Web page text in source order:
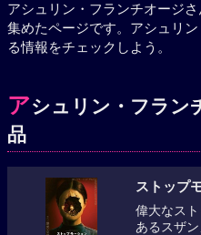
アシュリン・フランチオージ
集めたページです。アシュリ
る情報をチェックしよう。
アシュリン・フラン
品
ストップ
偉大なス
あるスザ